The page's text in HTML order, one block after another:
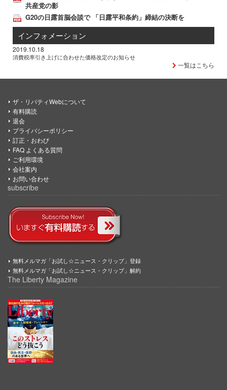
共産党の影
G20の日露首脳会談で 「日露平和条約」締結の決断を
インフォメーション
2019.10.18
消費税率引き上げに合わせた価格改定のお知らせ
一覧はこちら
ザ・リバティWebについて
有料購読
退会
プライバシーポリシー
訂正・おわび
FAQ よくある質問
ご利用環境
会社案内
お問い合わせ
subscribe
無料メルマガ「お試し☆ニュース・クリップ」登録
無料メルマガ「お試し☆ニュース・クリップ」解約
The Liberty Magazine